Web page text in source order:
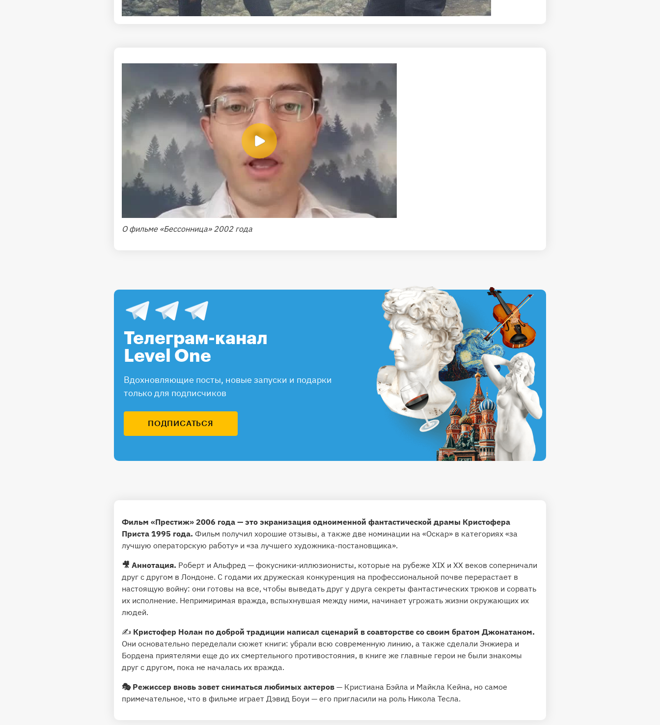
О фильме «Бессонница» 2002 года
Телеграм-канал
Level One
Вдохновляющие посты, новые запуски и подарки
только для подписчиков
ПОДПИСАТЬСЯ
Фильм «Престиж» 2006 года — это экранизация одноименной фантастической драмы Кристофера
Приста 1995 года. Фильм получил хорошие отзывы, а также две номинации на «Оскар» в категориях «за
лучшую операторскую работу» и «за лучшего художника-постановщика».
🎥 Аннотация. Роберт и Альфред — фокусники-иллюзионисты, которые на рубеже XIX и XX веков соперничали
друг с другом в Лондоне. С годами их дружеская конкуренция на профессиональной почве перерастает в
настоящую войну: они готовы на все, чтобы выведать друг у друга секреты фантастических трюков и сорвать
их исполнение. Непримиримая вражда, вспыхнувшая между ними, начинает угрожать жизни окружающих их
людей.
✍️ Кристофер Нолан по доброй традиции написал сценарий в соавторстве со своим братом Джонатаном.
Они основательно переделали сюжет книги: убрали всю современную линию, а также сделали Энжиера и
Бордена приятелями еще до их смертельного противостояния, в книге же главные герои не были знакомы
друг с другом, пока не началась их вражда.
🎭 Режиссер вновь зовет сниматься любимых актеров — Кристиана Бэйла и Майкла Кейна, но самое
примечательное, что в фильме играет Дэвид Боуи — его пригласили на роль Никола Тесла.